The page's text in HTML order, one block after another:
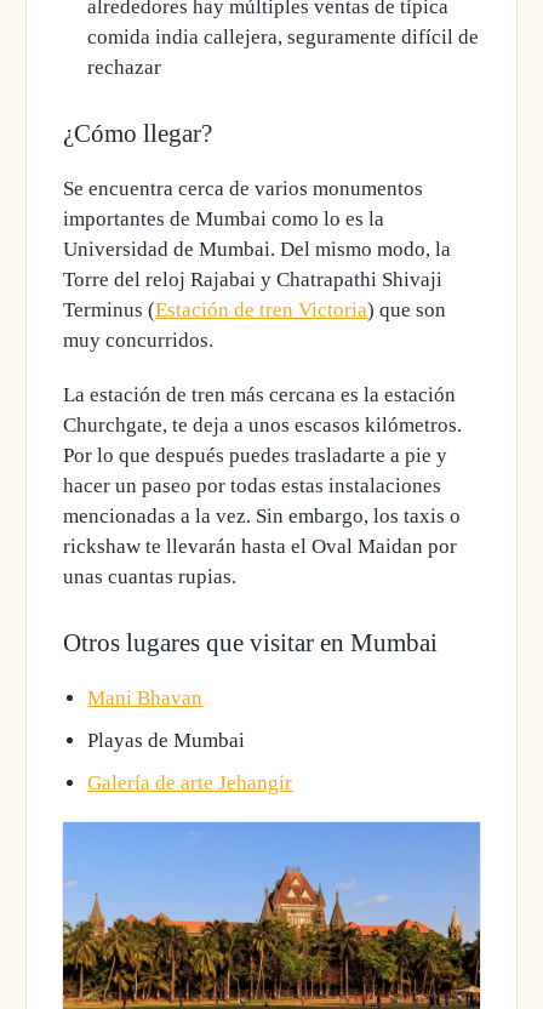
alrededores hay múltiples ventas de típica
comida india callejera, seguramente difícil de
rechazar
¿Cómo llegar?
Se encuentra cerca de varios monumentos
importantes de Mumbai como lo es la
Universidad de Mumbai. Del mismo modo, la
Torre del reloj Rajabai y Chatrapathi Shivaji
Terminus (Estación de tren Victoria) que son
muy concurridos.
La estación de tren más cercana es la estación
Churchgate, te deja a unos escasos kilómetros.
Por lo que después puedes trasladartea pie y
hacer un paseo por todas estas instalaciones
mencionadas a la vez. Sin embargo, lostaxis o
rickshaw te llevarán hasta el Oval Maidan por
unas cuantas rupias.
Otros lugares que visitar en Mumbai
Mani Bhavan
Playas de Mumbai
Galería de arte Jehangir